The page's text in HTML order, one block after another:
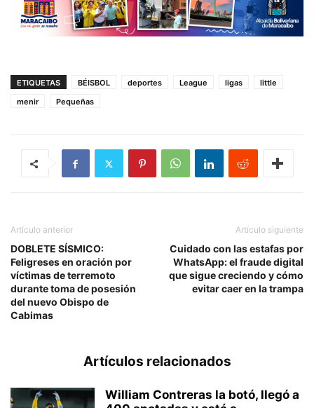
ETIQUETAS BÉISBOL deportes League ligas
little
menir
Pequeñas
Artículo anterior
DOBLETE SÍSMICO:
Feligreses en oración por
víctimas de terremoto
durante toma de posesión
del nuevo Obispo de
Cabimas
Artículo siguiente
Cuidado con las estafas por
WhatsApp: el fraude digital
que sigue creciendo y cómo
evitar caer en la trampa
Artículos relacionados
William Contreras la botó, llegó a